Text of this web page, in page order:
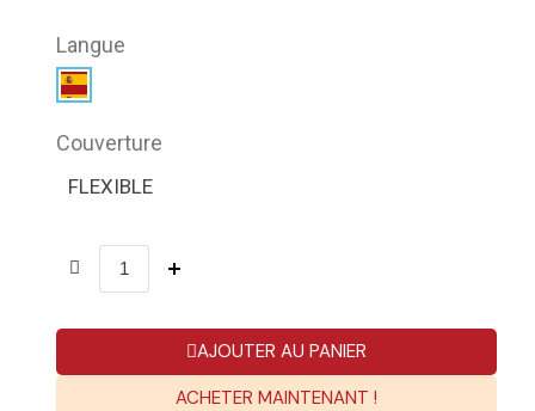
Langue
Couverture
FLEXIBLE
AJOUTER AU PANIER
ACHETER MAINTENANT !